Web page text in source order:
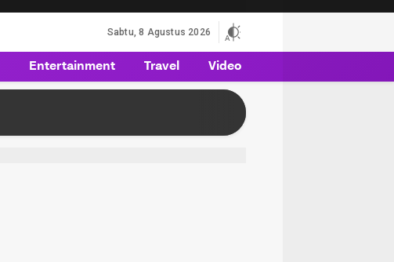
Sabtu, 8 Agustus 2026
Entertainment Travel Video